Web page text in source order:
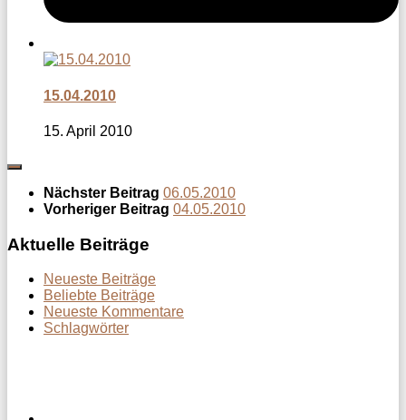
15.04.2010
15. April 2010
Nächster Beitrag 06.05.2010
Vorheriger Beitrag 04.05.2010
Aktuelle Beiträge
Neueste Beiträge
Beliebte Beiträge
Neueste Kommentare
Schlagwörter